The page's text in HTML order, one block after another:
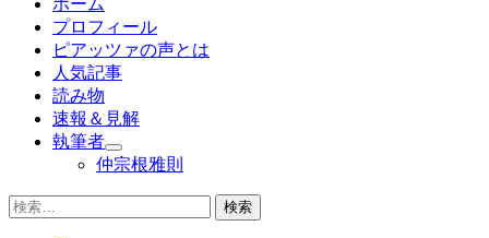
ホーム
プロフィール
ピアッツァの声とは
人気記事
読み物
速報＆見解
執筆者
仲宗根雅則
検